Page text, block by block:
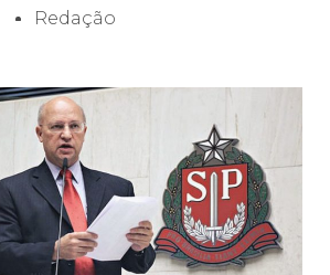
Redação